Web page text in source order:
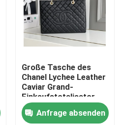
Große Tasche des
Chanel Lychee Leather
Caviar Grand-
Einkaufstotalisator-
GST
Anfrage absenden